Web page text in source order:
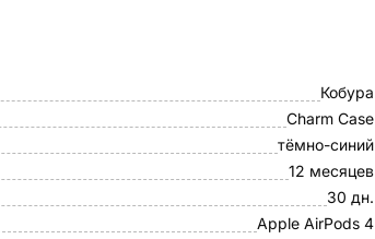
Кобура
Charm Case
тёмно-синий
12 месяцев
30 дн.
Apple AirPods 4